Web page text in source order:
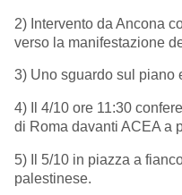
2) Intervento da Ancona
verso la manifestazione
3) Uno sguardo sul piano
4) Il 4/10 ore 11:30
di Roma davanti ACEA a
5) Il 5/10 in piazza a
palestinese.